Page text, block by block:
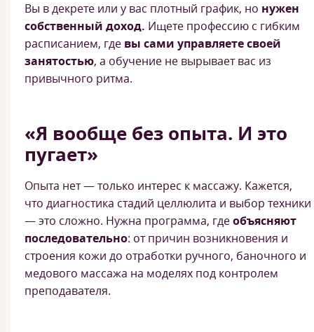
Вы в декрете или у вас плотный график, но нужен
собственный доход. Ищете профессию с гибким
расписанием, где вы сами управляете своей
занятостью, а обучение не вырывает вас из
привычного ритма.
«Я вообще без опыта. И это
пугает»
Опыта нет — только интерес к массажу. Кажется,
что диагностика стадий целлюлита и выбор техники
— это сложно. Нужна программа, гдеобъясняют
последовательно: от причин возникновения и
строения кожи до отработки ручного, баночного и
медового массажа на моделях под контролем
преподавателя.